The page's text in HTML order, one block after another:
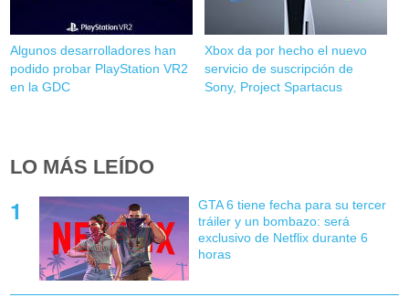
Algunos desarrolladores han
podido probar PlayStation VR2
en la GDC
Xbox da por hecho el nuevo
servicio de suscripción de
Sony, Project Spartacus
LO MÁS LEÍDO
GTA 6 tiene fecha para su tercer
tráiler y un bombazo: será
exclusivo de Netflix durante 6
horas